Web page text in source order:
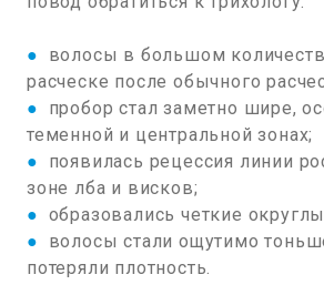
● волосы в большом
расческе после обычного
● пробор стал заметно шире,
теменной и центральной зонах;
● появилась рецессия линии
зоне лба и висков;
● образовались четкие
● волосы стали ощутимо
потеряли плотность.